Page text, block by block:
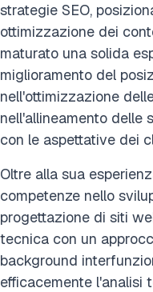
strategie SEO,
ottimizzazione dei
maturato una solida
miglioramento del
nell'ottimizzazione
nell'allineamento delle
con le aspettative dei
Oltre alla sua
competenze nello
progettazione di siti
tecnica con un
background
efficacemente l'analisi